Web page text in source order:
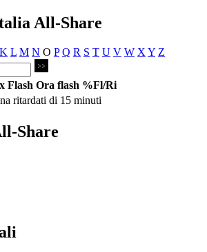
All-Share
K L M N O P Q R S T U V W X Y Z
Flash Ora flash %Fl/Ri
ritardati di 15 minuti
Share